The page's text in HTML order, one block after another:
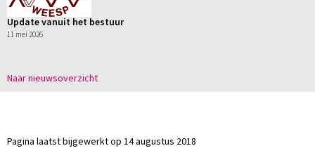
Update vanuit het bestuur
11 mei 2026
Naar nieuwsoverzicht
Pagina laatst bijgewerkt op 14 augustus 2018